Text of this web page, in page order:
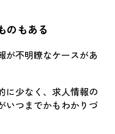
のもある
が不明瞭なケースがあ
に少なく、求人情報の
いつまでかもわかりづ